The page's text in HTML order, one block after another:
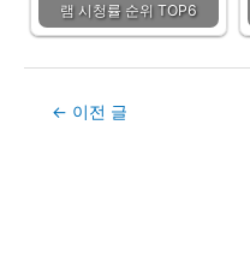
램 시청률 순위 TOP6
Post← 이전 글